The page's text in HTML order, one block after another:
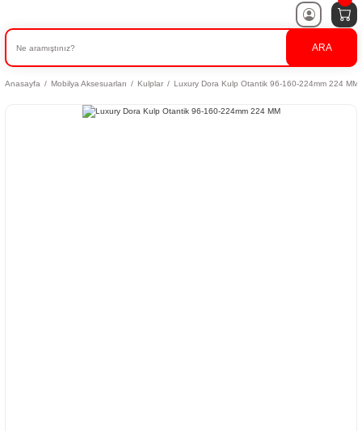
ARA
Anasayfa Mobilya Aksesuarları Kulplar Luxury Dora Kulp Otantik 96-160-224mm 224 MM